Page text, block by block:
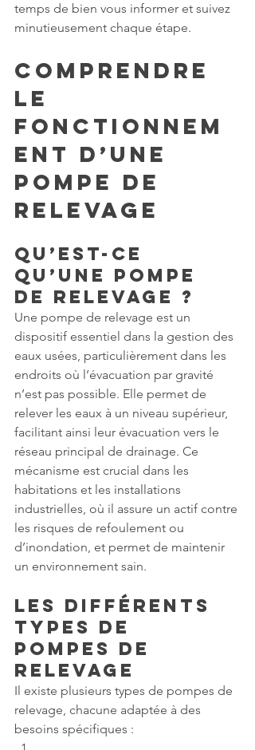
temps de bien vous informer et suivez
minutieusement chaque étape.
Comprendre
le
Fonctionnem
ent d’une
Pompe de
Relevage
Qu’est-ce
qu’une Pompe
de Relevage ?
Une pompe de relevage est un
dispositif essentiel dans la gestion des
eaux usées, particulièrement dans les
endroits où l’évacuation par gravité
n’est pas possible. Elle permet de
relever les eaux à un niveau supérieur,
facilitant ainsi leur évacuation vers le
réseau principal de drainage. Ce
mécanisme est crucial dans les
habitations et les installations
industrielles, où il assure un actif contre
les risques de refoulement ou
d’inondation, et permet de maintenir
un environnement sain.
Les Différents
Types de
Pompes de
Relevage
Il existe plusieurs types de pompes de
relevage, chacune adaptée à des
besoins spécifiques :